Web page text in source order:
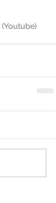
(Youtube)